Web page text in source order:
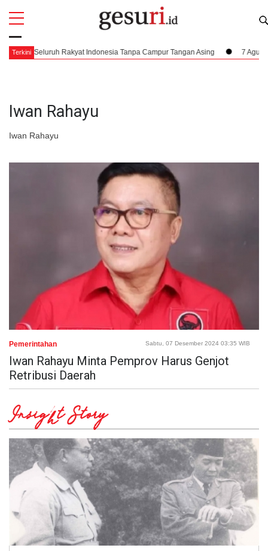
Terkini
Seluruh Rakyat Indonesia Tanpa Campur Tangan Asing 7 Agustus
Iwan Rahayu
Iwan Rahayu
All
Pemerintahan Sabtu, 07 Desember 2024 03:35 WIB
Iwan Rahayu Minta Pemprov Harus Genjot
Retribusi Daerah
Insight Story